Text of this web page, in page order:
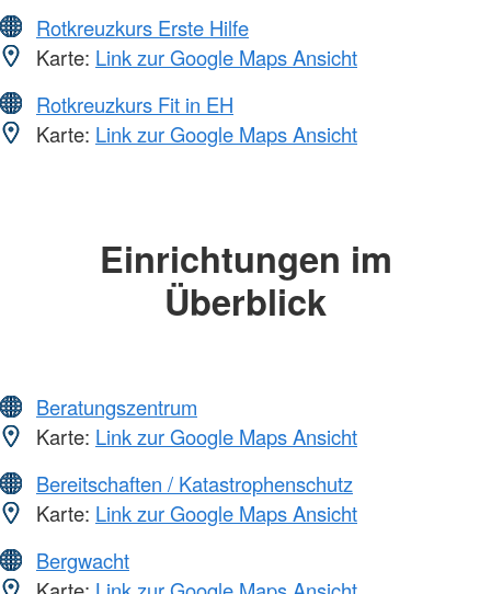
Rotkreuzkurs Erste Hilfe
Karte: Link zur Google Maps Ansicht
Rotkreuzkurs Fit in EH
Karte: Link zur Google Maps Ansicht
Einrichtungen im
Überblick
Beratungszentrum
Karte: Link zur Google Maps Ansicht
Bereitschaften / Katastrophenschutz
Karte: Link zur Google Maps Ansicht
Bergwacht